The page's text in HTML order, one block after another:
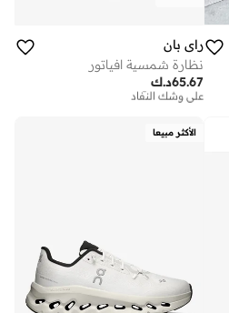
راي بان
نظارة شمسية افياتور
د.ك65.67
توصيل مجاني
على وشك النفاد
على وشك النفاد
الأكثر مبيعا